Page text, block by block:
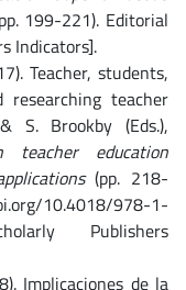
199-221). Editorial
Indicators].
Teacher, students,
researching teacher
S. Brookby (Eds.),
teacher education
(pp. 218-
10.4018/978-1-
Publishers
Implicaciones de la